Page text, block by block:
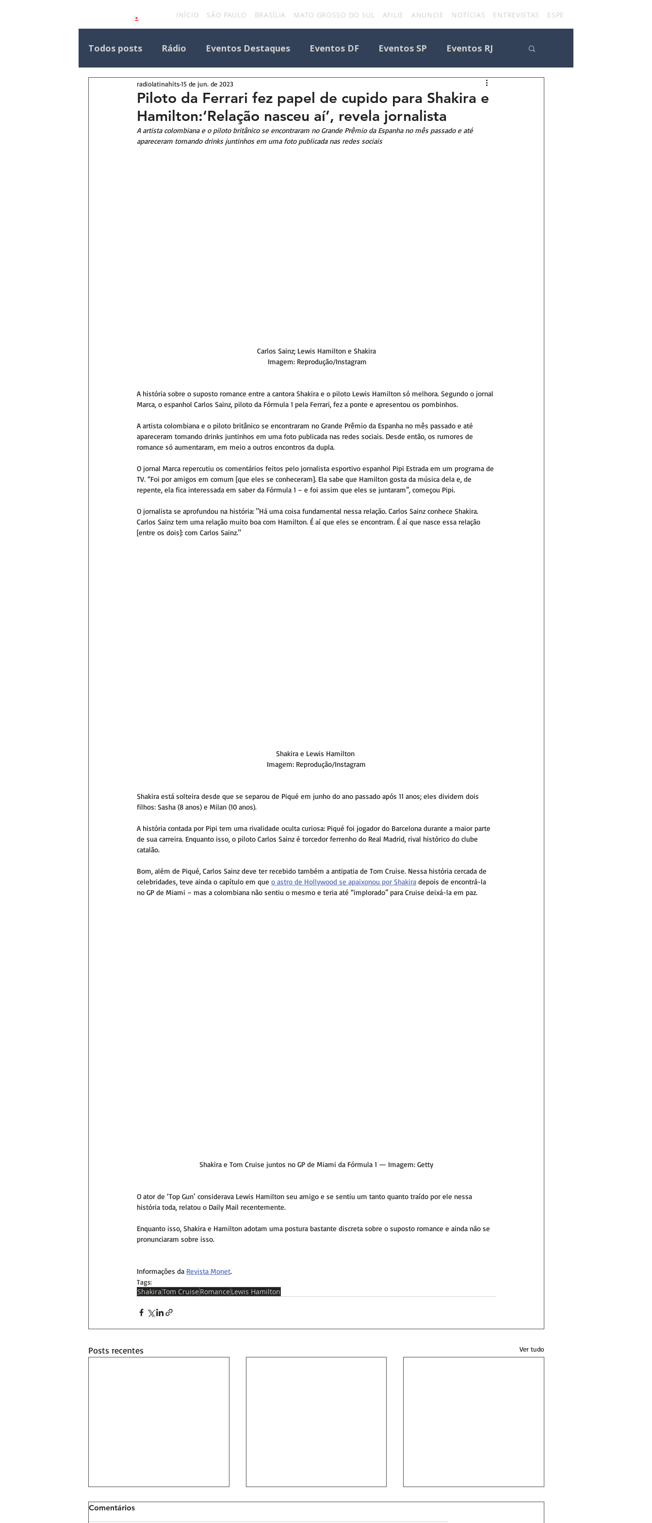
INÍCIO SÃO PAULO BRASÍLIA MATO GROSSO DO SUL AFILIE ANUNCIE NOTÍCIAS ENTREVISTAS ESPECIAIS
.
Todos posts Rádio Eventos Destaques Eventos DF Eventos SP Eventos RJ
Eventos Outras Regiões Todos os Eventos
Destaque Principal Site Eventos uniforcafm Notícias sobre eventos
Piloto da Ferrari fez papel de cupido para Shakira e
Hamilton:‘Relação nasceu aí’, revela jornalista
radiolatinahits15 de jun. de 2023
A artista colombiana e o piloto britânico se encontraram no Grande Prêmio da Espanha no mês passado e até
apareceram tomando drinks juntinhos em uma foto publicada nas redes sociais
Carlos Sainz; Lewis Hamilton e Shakira
Imagem: Reprodução/Instagram
A história sobre o suposto romance entre a cantora Shakira e o piloto Lewis Hamilton só melhora. Segundo o jornal
Marca, o espanhol Carlos Sainz, piloto da Fórmula 1 pela Ferrari, fez a ponte e apresentou os pombinhos.
A artista colombiana e o piloto britânico se encontraram no Grande Prêmio da Espanha no mês passado e até
apareceram tomando drinks juntinhos em uma foto publicada nas redes sociais. Desde então, os rumores de
romance só aumentaram, em meio a outros encontros da dupla.
O jornal Marca repercutiu os comentários feitos pelo jornalista esportivo espanhol Pipi Estrada em um programa de
TV. “Foi por amigos em comum [que eles se conheceram]. Ela sabe que Hamilton gosta da música dela e, de
repente, ela fica interessada em saber da Fórmula 1 – e foi assim que eles se juntaram”, começou Pipi.
O jornalista se aprofundou na história: "Há uma coisa fundamental nessa relação. Carlos Sainz conhece Shakira.
Carlos Sainz tem uma relação muito boa com Hamilton. É aí que eles se encontram. É aí que nasce essa relação
[entre os dois]: com Carlos Sainz."
Shakira e Lewis Hamilton
Imagem: Reprodução/Instagram
Shakira está solteira desde que se separou de Piqué em junho do ano passado após 11 anos; eles dividem dois
filhos: Sasha (8 anos) e Milan (10 anos).
A história contada por Pipi tem uma rivalidade oculta curiosa: Piqué foi jogador do Barcelona durante a maior parte
de sua carreira. Enquanto isso, o piloto Carlos Sainz é torcedor ferrenho do Real Madrid, rival histórico do clube
catalão.
Bom, além de Piqué, Carlos Sainz deve ter recebido também a antipatia de Tom Cruise. Nessa história cercada de
celebridades, teve ainda o capítulo em que o astro de Hollywood se apaixonou por Shakira depois de encontrá-la
no GP de Miami – mas a colombiana não sentiu o mesmo e teria até “implorado” para Cruise deixá-la em paz.
Shakira e Tom Cruise juntos no GP de Miami da Fórmula 1 — Imagem: Getty
O ator de ‘Top Gun’ considerava Lewis Hamilton seu amigo e se sentiu um tanto quanto traído por ele nessa
história toda, relatou o Daily Mail recentemente.
Enquanto isso, Shakira e Hamilton adotam uma postura bastante discreta sobre o suposto romance e ainda não se
pronunciaram sobre isso.
Informações da Revista Monet.
Tags:
ShakiraTom Cruise Romance Lewis Hamilton
Posts recentes Ver tudo
Comentários